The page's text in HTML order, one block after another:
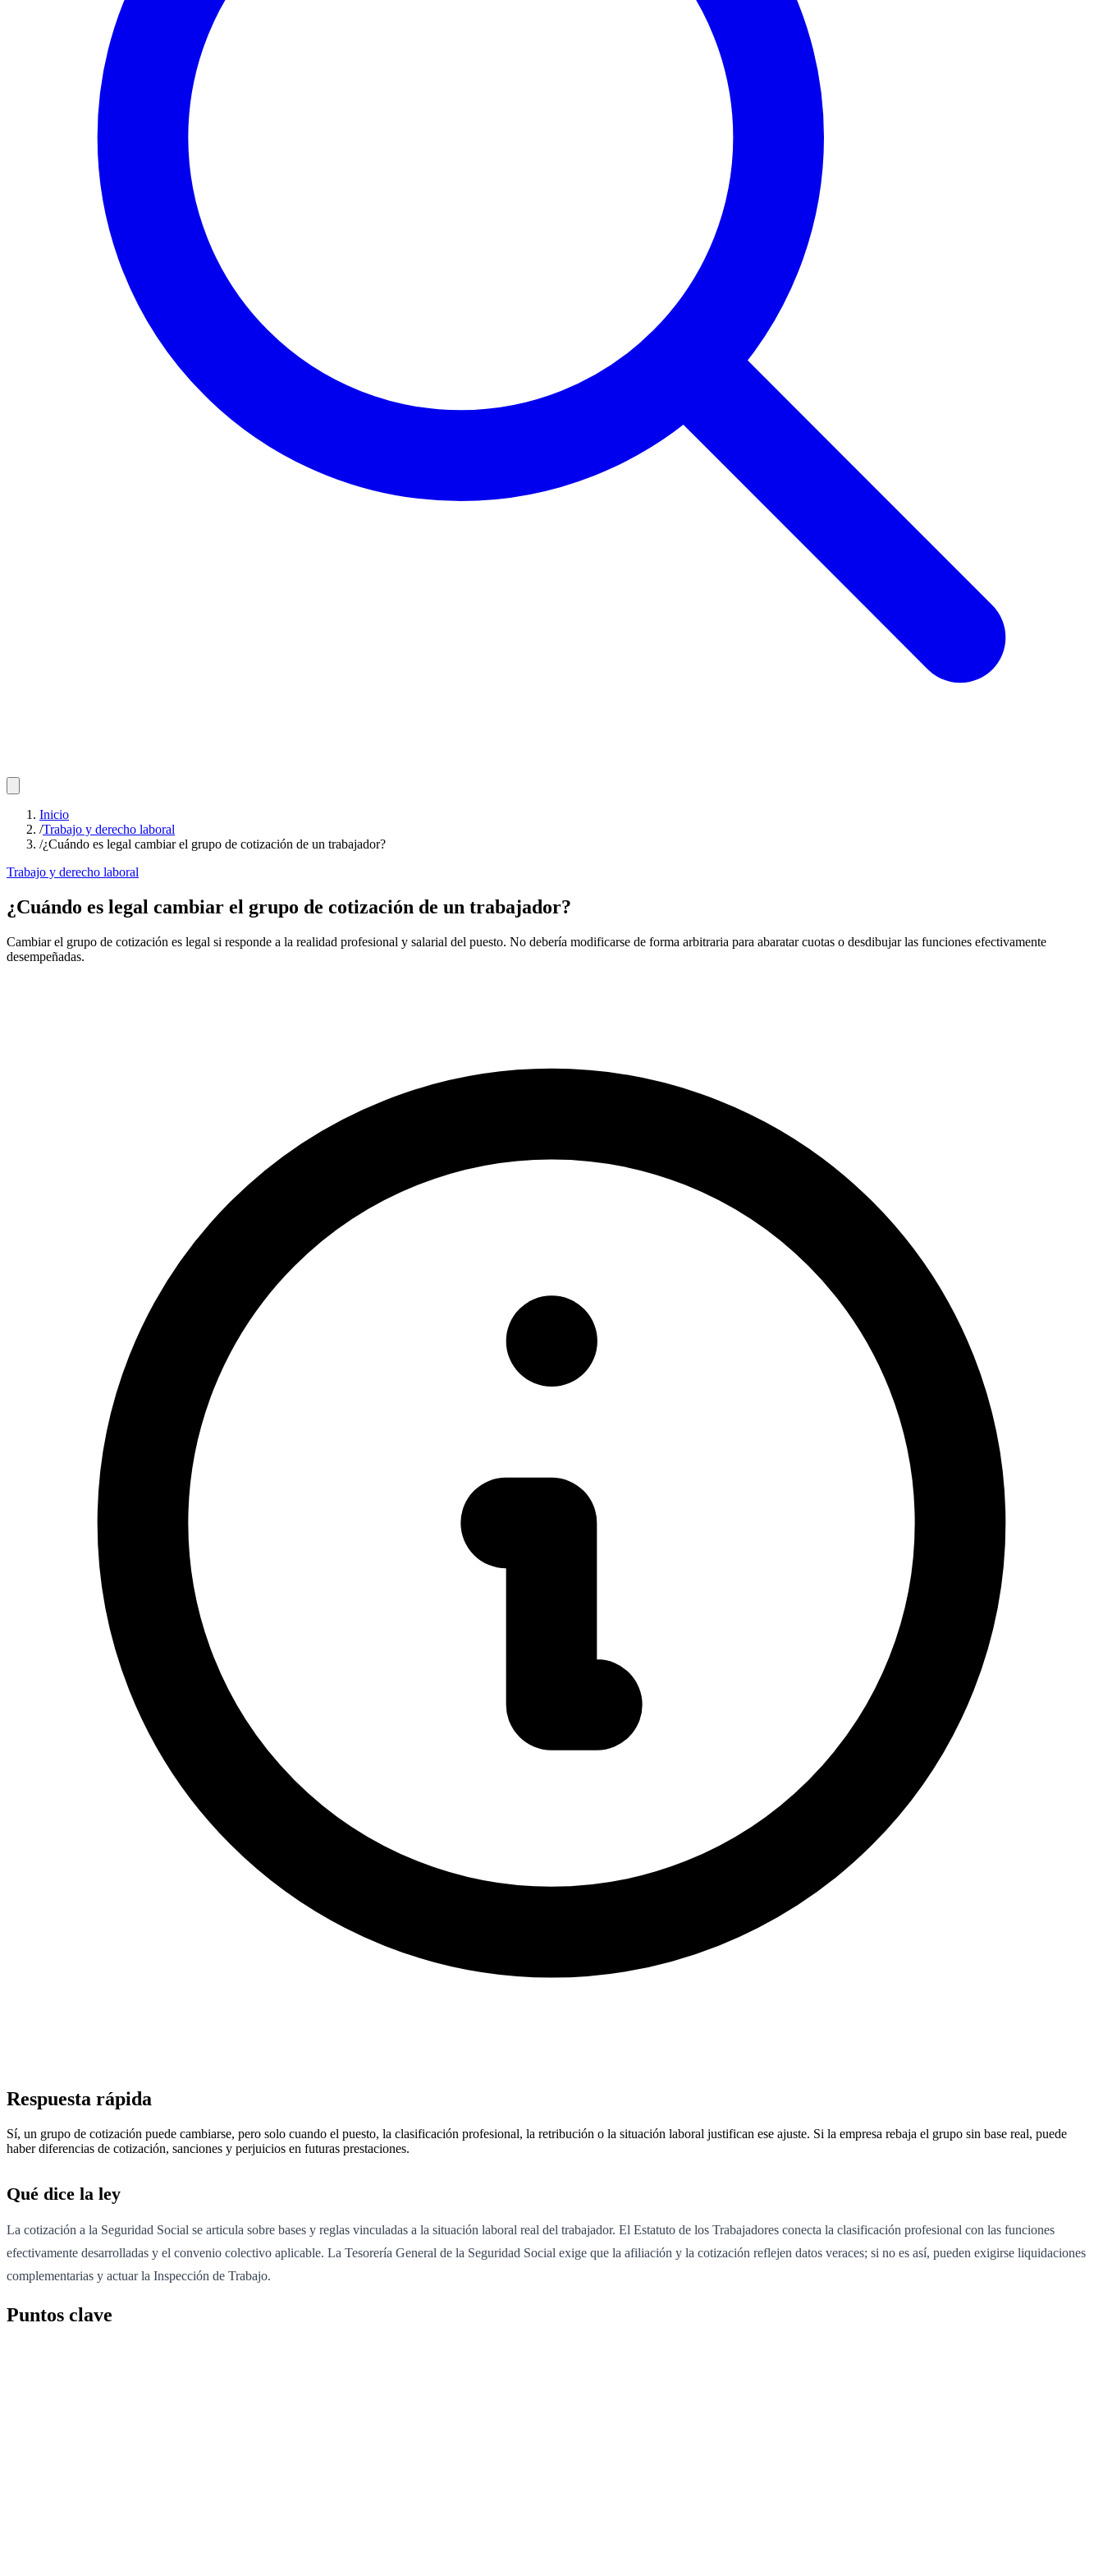
Inicio
/Trabajo y derecho laboral
/¿Cuándo es legal cambiar el grupo de cotización de un trabajador?
Trabajo y derecho laboral
¿Cuándo es legal cambiar el grupo de cotización de un trabajador?
Cambiar el grupo de cotización es legal si responde a la realidad profesional y salarial del puesto. No debería modificarse de forma arbitraria para abaratar cuotas o desdibujar las funciones efectivamente
desempeñadas.
Respuesta rápida
Sí, un grupo de cotización puede cambiarse, pero solo cuando el puesto, la clasificación profesional, la retribución o la situación laboral justifican ese ajuste. Si la empresa rebaja el grupo sin base real, puede
haber diferencias de cotización, sanciones y perjuicios en futuras prestaciones.
Qué dice la ley
La cotización a la Seguridad Social se articula sobre bases y reglas vinculadas a la situación laboral real del trabajador. El Estatuto de los Trabajadores conecta la clasificación profesional con las funciones
efectivamente desarrolladas y el convenio colectivo aplicable. La Tesorería General de la Seguridad Social exige que la afiliación y la cotización reflejen datos veraces; si no es así, pueden exigirse liquidaciones
complementarias y actuar la Inspección de Trabajo.
Puntos clave